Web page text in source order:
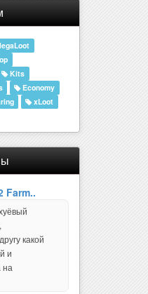
Kits
Economy
xLoot
Farm..
какой
и
на